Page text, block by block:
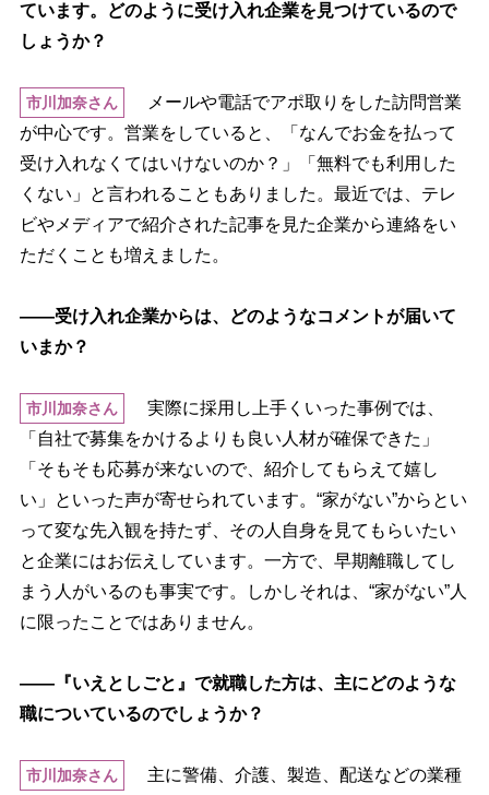
ています。どのように受け入れ企業を見つけているので
しょうか？
市川加奈さん
メールや電話でアポ取りをした訪問営業
が中心です。営業をしていると、「なんでお金を払って
受け入れなくてはいけないのか？」「無料でも利用した
くない」と言われることもありました。最近では、テレ
ビやメディアで紹介された記事を見た企業から連絡をい
ただくことも増えました。
――受け入れ企業からは、どのようなコメントが届いて
いまか？
市川加奈さん
実際に採用し上手くいった事例では、
「自社で募集をかけるよりも良い人材が確保できた」
「そもそも応募が来ないので、紹介してもらえて嬉し
い」といった声が寄せられています。“家がない”からとい
って変な先入観を持たず、その人自身を見てもらいたい
と企業にはお伝えしています。一方で、早期離職してし
まう人がいるのも事実です。しかしそれは、“家がない”人
に限ったことではありません。
――『いえとしごと』で就職した方は、主にどのような
職についているのでしょうか？
市川加奈さん
主に警備、介護、製造、配送などの業種